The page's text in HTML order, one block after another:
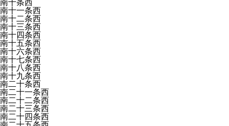
南十条西
南十一条西
南十二条西
南十三条西
南十四条西
南十五条西
南十六条西
南十七条西
南十八条西
南十九条西
南二十条西
南二十一条西
南二十二条西
南二十三条西
南二十四条西